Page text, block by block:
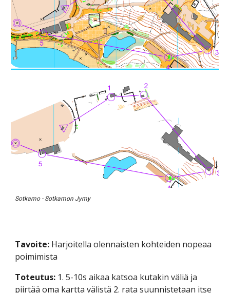
Sotkamo - Sotkamon Jymy
Tavoite: Harjoitella olennaisten kohteiden nopeaa
poimimista
Toteutus: 1. 5-10s aikaa katsoa kutakin väliä ja
piirtää oma kartta välistä 2. rata suunnistetaan itse